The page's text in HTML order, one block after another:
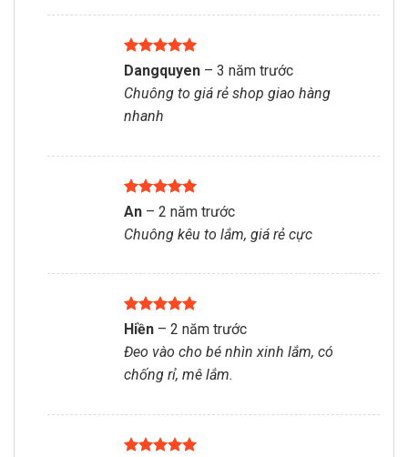
Được xếp
hạng 55
sao
Dangquyen – 3 năm trước
Chuông to giá rẻ shop giao hàng
nhanh
Được xếp
5
sao
An – 2 năm trước
Chuông kêu to lắm, giá rẻ cực
Được xếp
hạng
sao
Hiền – 2 năm trước
Đeo vào cho bé nhìn xinh lắm, có
chống rỉ, mê lắm.